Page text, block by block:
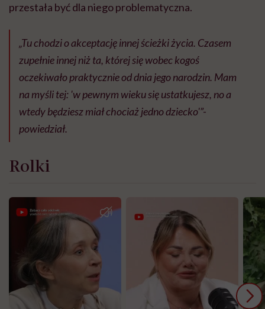
przestała być dla niego problematyczna.
„Tu chodzi o akceptację innej ścieżki życia. Czasem
zupełnie innej niż ta, której się wobec kogoś
oczekiwało praktycznie od dnia jego narodzin. Mam
na myśli tej: 'w pewnym wieku się ustatkujesz, no a
wtedy będziesz miał chociaż jedno dziecko'”-
powiedział.
Rolki